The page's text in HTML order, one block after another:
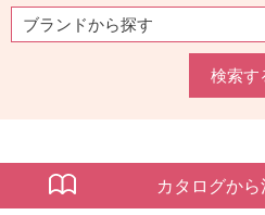
検索す
カタログか